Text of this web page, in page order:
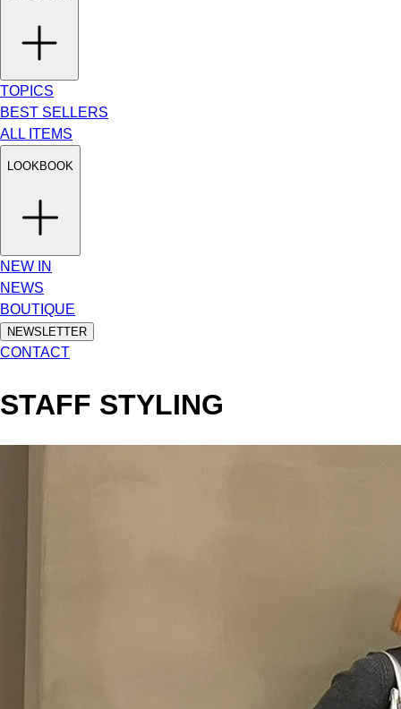
TOPICS
BEST SELLERS
ALL ITEMS
LOOKBOOK
NEW IN
NEWS
BOUTIQUE
NEWSLETTER
CONTACT
STAFF STYLING